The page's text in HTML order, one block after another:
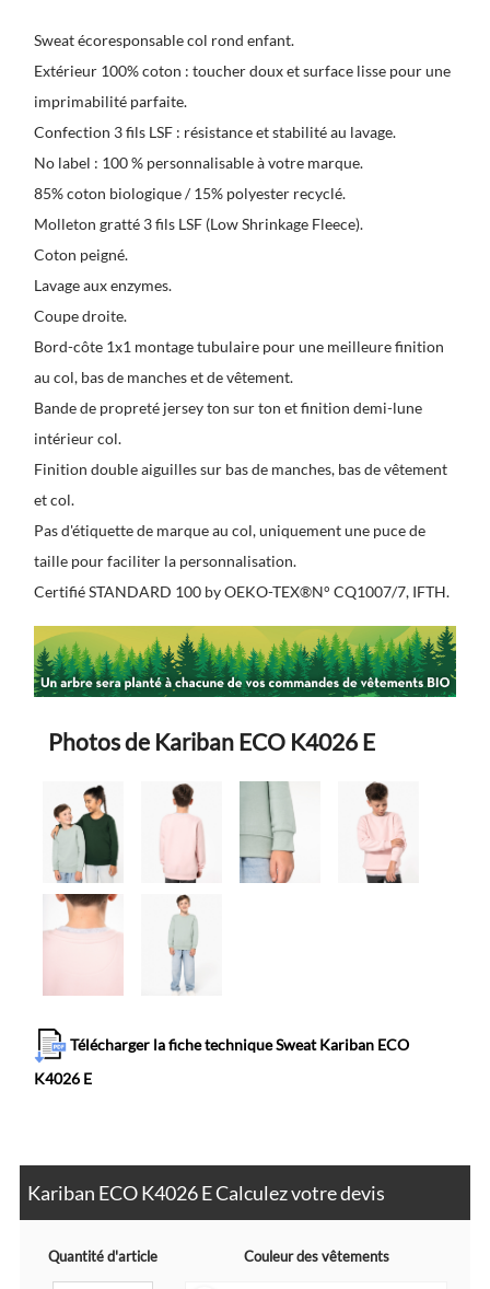
Sweat écoresponsable col rond enfant.
Extérieur 100% coton : toucher doux et surface lisse pour une
imprimabilité parfaite.
Confection 3 fils LSF : résistance et stabilité au lavage.
No label : 100 % personnalisable à votre marque.
85% coton biologique / 15% polyester recyclé.
Molleton gratté 3 fils LSF (Low Shrinkage Fleece).
Coton peigné.
Lavage aux enzymes.
Coupe droite.
Bord-côte 1x1 montage tubulaire pour une meilleure finition
au col, bas de manches et de vêtement.
Bande de propreté jersey ton sur ton et finition demi-lune
intérieur col.
Finition double aiguilles sur bas de manches, bas de vêtement
et col.
Pas d'étiquette de marque au col, uniquement une puce de
taille pour faciliter la personnalisation.
Certifié STANDARD 100 by OEKO-TEX®N° CQ1007/7, IFTH.
Photos de Kariban ECO K4026 E
Télécharger la fiche technique Sweat Kariban ECO
K4026 E
Kariban ECO K4026 E Calculez votre devis
Quantité d'article Couleur des vêtements